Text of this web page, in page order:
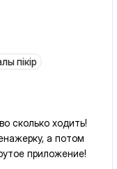
пікір
сколько ходить!
а потом
приложение!